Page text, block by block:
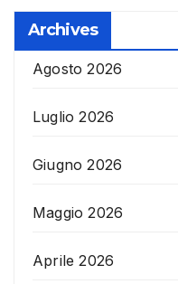
Archives
Agosto 2026
Luglio 2026
Giugno 2026
Maggio 2026
Aprile 2026